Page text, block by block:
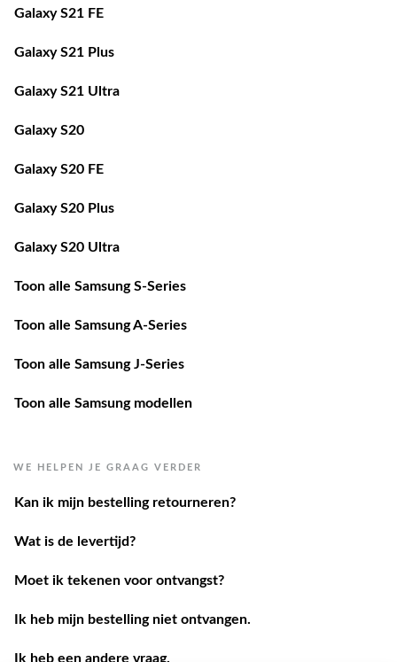
Galaxy S21 FE
Galaxy S21 Plus
Galaxy S21 Ultra
Galaxy S20
Galaxy S20 FE
Galaxy S20 Plus
Galaxy S20 Ultra
Toon alle Samsung S-Series
Toon alle Samsung A-Series
Toon alle Samsung J-Series
Toon alle Samsung modellen
WE HELPEN JE GRAAG VERDER
Kan ik mijn bestelling retourneren?
Wat is de levertijd?
Moet ik tekenen voor ontvangst?
Ik heb mijn bestelling niet ontvangen.
Ik heb een andere vraag.